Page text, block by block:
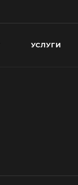
УСЛУГИ